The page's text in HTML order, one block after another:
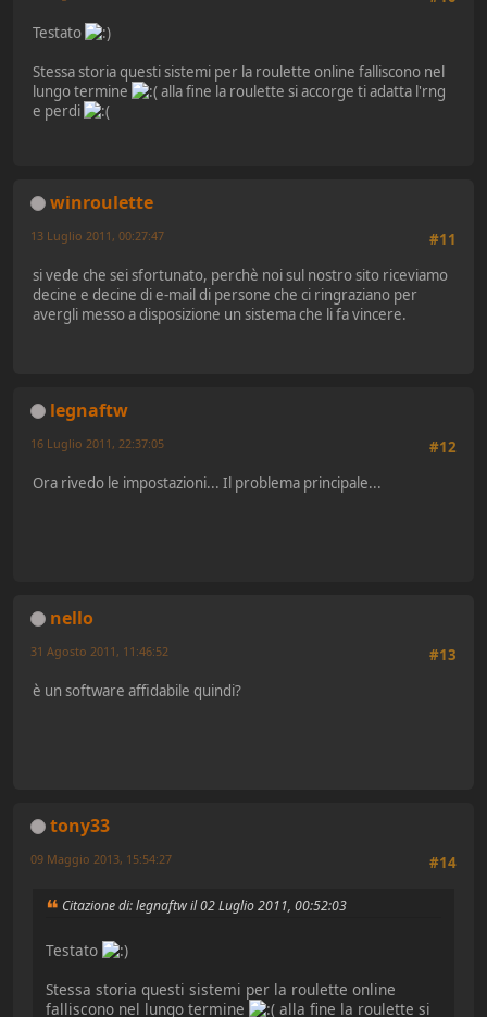
Testato
Stessa storia questi sistemi per la roulette online falliscono nel
lungo termine
alla fine la roulette si accorge ti adatta l'rng
e perdi
winroulette
#11
13 Luglio 2011, 00:27:47
si vede che sei sfortunato, perchè noi sul nostro sito riceviamo
decine e decine di e-mail di persone che ci ringraziano per
avergli messo a disposizione un sistema che li fa vincere.
legnaftw
#12
16 Luglio 2011, 22:37:05
Ora rivedo le impostazioni... Il problema principale...
nello
#13
31 Agosto 2011, 11:46:52
è un software affidabile quindi?
tony33
#14
09 Maggio 2013, 15:54:27
Citazione di: legnaftw il 02 Luglio 2011, 00:52:03
Testato
Stessa storia questi sistemi per la roulette online
falliscono nel lungo termine
alla fine la roulette si